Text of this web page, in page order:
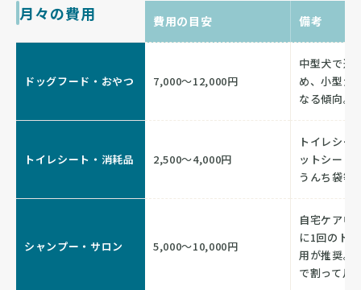
月々の費用 費用の目安 備考
ドッグフード・おやつ 7,000〜12,000円
中型犬で運
め、小型犬
なる傾向。
トイレシート・消耗品 2,500〜4,000円
トイレシー
ットシート
うんち袋等
シャンプー・サロン 5,000〜10,000円
自宅ケア中
に1回のト
用が推奨。
で割って月